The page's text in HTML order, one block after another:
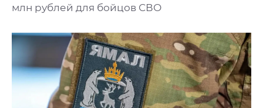
млн рублей для бойцов СВО